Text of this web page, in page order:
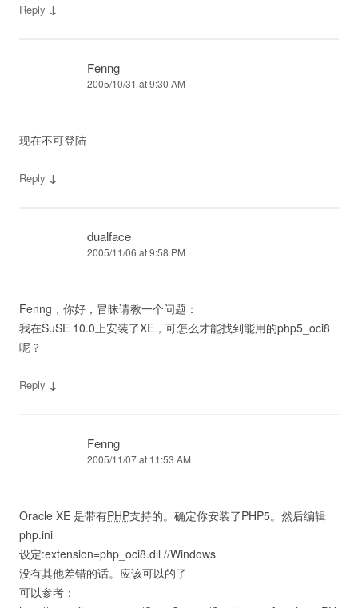
Reply ↓
Fenng
2005/10/31 at 9:30 AM
现在不可登陆
Reply ↓
dualface
2005/11/06 at 9:58 PM
Fenng，你好，冒昧请教一个问题：
我在SuSE 10.0上安装了XE，可怎么才能找到能用的php5_oci8
呢？
Reply ↓
Fenng
2005/11/07 at 11:53 AM
Oracle XE 是带有PHP支持的。确定你安装了PHP5。然后编辑
php.ini
设定:extension=php_oci8.dll //Windows
没有其他差错的话。应该可以的了
可以参考：